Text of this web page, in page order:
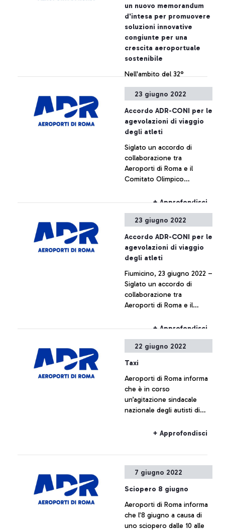
un nuovo memorandum
d'intesa per promuovere
soluzioni innovative
congiunte per una
crescita aeroportuale
sostenibile
Nell'ambito del 32°
Assemblea Generale di ACI
svolgimento presso
l'aeroporto di Fiumicino a
Roma, Aéroports de la
Côte d'Azur (ACA) e
Athens International Airport
(AIA) sono appena entrati a
far parte del network
Innovation", fondato da
Aeroporti di Roma e Aena
nel 2021 con l'obiettivo di
esplorare soluzioni
innovative e sostenibili che
coprano l'intera esperienza
del passeggero nel
contesto post-pandemico,
ponendo al contempo le
basi per un futuro
sostenibile.
+ Approfondisci
23 giugno 2022
Accordo ADR-CONI per le
agevolazioni di viaggio
degli atleti
Siglato un accordo di
collaborazione tra
Aeroporti di Roma e il
Comitato Olimpico
facilitazioni delle operazioni
gli atleti impegnati in eventi
+ Approfondisci
23 giugno 2022
Accordo ADR-CONI per le
agevolazioni di viaggio
degli atleti
Fiumicino, 23 giugno 2022 –
Siglato un accordo di
collaborazione tra
Aeroporti di Roma e il
Nazionale Italiano sulle
di viaggio in aeroporto per
gli atleti impegnati in eventi
+ Approfondisci
22 giugno 2022
Taxi
Aeroporti di Roma informa
che è in corso
un’agitazione sindacale
nazionale degli autisti di
disagi nel servizio offerto.
+ Approfondisci
7 giugno 2022
Sciopero 8 giugno
Aeroporti di Roma informa
che l’8 giugno a causa di
uno sciopero dalle 10 alle